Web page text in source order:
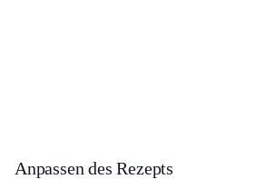
Anpassen des Rezepts